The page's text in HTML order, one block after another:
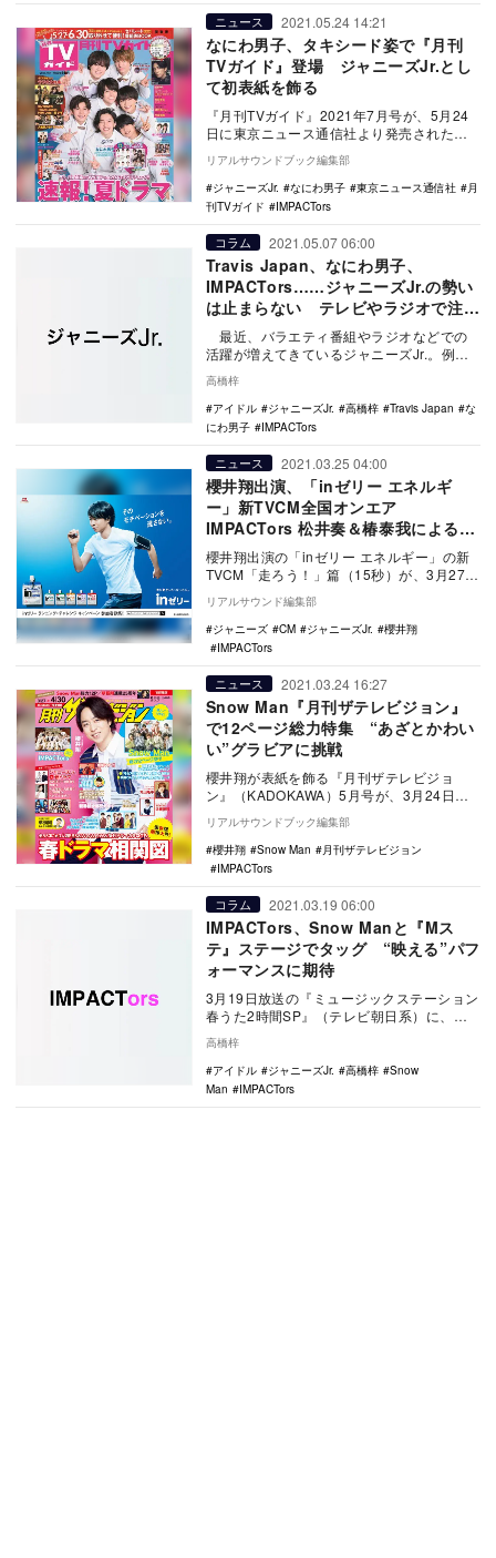
ニュース 2021.05.24 14:21
なにわ男子、タキシード姿で『月刊
TVガイド』登場 ジャニーズJr.とし
て初表紙を飾る
『月刊TVガイド』2021年7月号が、5月24
日に東京ニュース通信社より発売された。
電子版は5月26日より順次配信される。
…
リアルサウンドブック編集部
ジャニーズJr.
なにわ男子 東京ニュース通信社
月
刊TVガイド
IMPACTors
コラム 2021.05.07 06:00
Travis Japan、なにわ男子、
IMPACTors……ジャニーズJr.の勢い
は止まらない テレビやラジオで注目
集める3組の魅力
最近、バラエティ番組やラジオなどでの
活躍が増えてきているジャニーズJr.。例え
ばTravis Japanは4月19日に…
高橋梓
アイドル
ジャニーズJr. 高橋梓 Travis Japan
な
にわ男子
IMPACTors
ニュース 2021.03.25 04:00
櫻井翔出演、「inゼリー エネルギ
ー」新TVCM全国オンエア
IMPACTors 松井奏＆椿泰我によるキ
ャンペーンも
櫻井翔出演の「inゼリー エネルギー」の新
TVCM「走ろう！」篇（15秒）が、3月27日
より全国でオンエアされる。 CM公開…
リアルサウンド編集部
ジャニーズ
CM ジャニーズJr.
櫻井翔
IMPACTors
ニュース 2021.03.24 16:27
Snow Man『月刊ザテレビジョン』
で12ページ総力特集 “あざとかわい
い”グラビアに挑戦
櫻井翔が表紙を飾る『月刊ザテレビジョ
ン』（KADOKAWA）5月号が、3月24日に
発売された。 櫻井は、4月ドラマ『ネメ…
リアルサウンドブック編集部
櫻井翔
Snow Man
月刊ザテレビジョン
IMPACTors
コラム 2021.03.19 06:00
IMPACTors、Snow Manと『Mス
テ』ステージでタッグ “映える”パフ
ォーマンスに期待
3月19日放送の『ミュージックステーション
春うた2時間SP』（テレビ朝日系）に、
Snow Manが出演する。バックを務めるの
は…
高橋梓
アイドル
ジャニーズJr. 高橋梓
Snow
Man
IMPACTors